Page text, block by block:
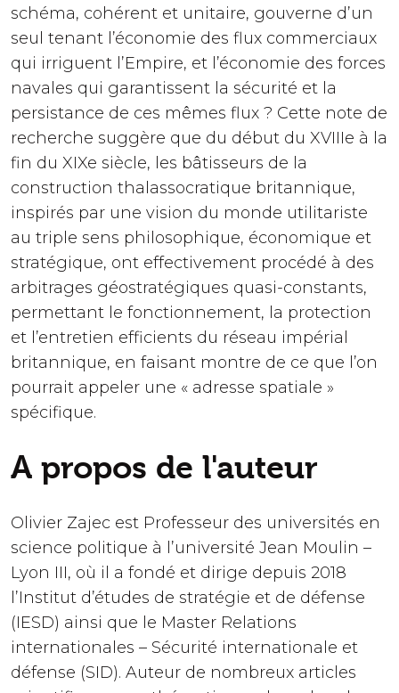
schéma, cohérent et unitaire, gouverne d’un
seul tenant l’économie des flux commerciaux
qui irriguent l’Empire, et l’économie des forces
navales qui garantissent la sécurité et la
persistance de ces mêmes flux ? Cette note de
recherche suggère que du début du XVIIIe à la
fin du XIXe siècle, les bâtisseurs de la
construction thalassocratique britannique,
inspirés par une vision du monde utilitariste
au triple sens philosophique, économique et
stratégique, ont effectivement procédé à des
arbitrages géostratégiques quasi-constants,
permettant le fonctionnement, la protection
et l’entretien efficients du réseau impérial
britannique, en faisant montre de ce que l’on
pourrait appeler une « adresse spatiale »
spécifique.
A propos de l'auteur
Olivier Zajec est Professeur des universités en
science politique à l’université Jean Moulin –
Lyon III, où il a fondé et dirige depuis 2018
l’Institut d’études de stratégie et de défense
(IESD) ainsi que le Master Relations
internationales – Sécurité internationale et
défense (SID). Auteur de nombreux articles